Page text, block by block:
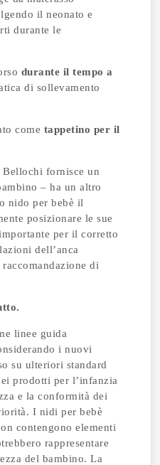
il neonato e
durante le
durante il tempo a
di sollevamento
come tappetino per il
Bellochi fornisce un
– ha un altro
nido per bebè il
posizionare le sue
per il corretto
dell’anca
di
linee guida
i nuovi
su ulteriori standard
prodotti per l’infanzia
e la conformità dei
I nidi per bebè
contengono elementi
rappresentare
del bambino. La